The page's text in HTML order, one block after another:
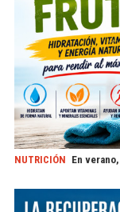
NUTRICIÓN En